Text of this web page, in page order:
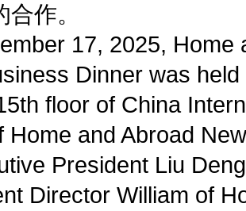
作。
17, 2025, Home
Dinner was
floor of China
Home and Abroad
President Liu
Director William of